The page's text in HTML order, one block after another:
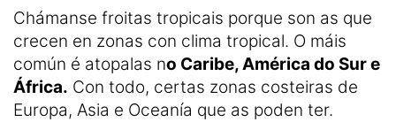
Chámanse froitas tropicais porque son as que
crecen en zonas con clima tropical. O máis
común é atopalas no Caribe, América do Sur e
África. Con todo, certas zonas costeiras de
Europa, Asia e Oceanía que as poden ter.